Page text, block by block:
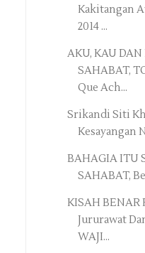
Kakitangan
2014 ...
AKU, KAU DAN
SAHABAT,
Que Ach...
Srikandi Siti
Kesayangan
BAHAGIA ITU
SAHABAT,
KISAH BENAR
Jururawat
WAJI...